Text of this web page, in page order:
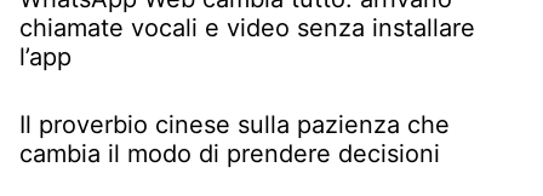
chiamate vocali e video senza installare
l’app
Il proverbio cinese sulla pazienza che
cambia il modo di prendere decisioni